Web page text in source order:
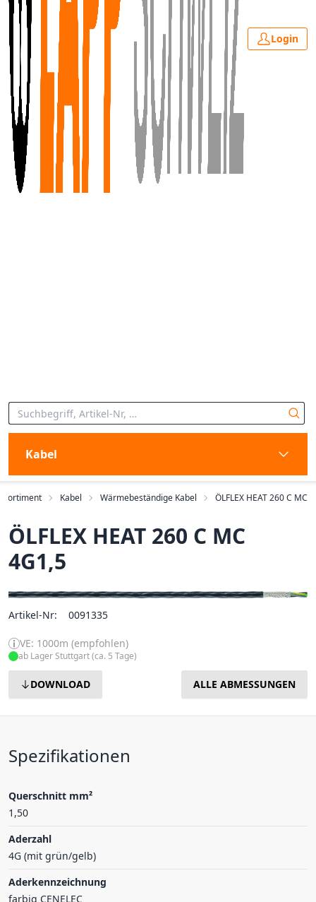
Login
Kabel
Sortiment Kabel Wärmebeständige Kabel ÖLFLEX HEAT 260 C MC
ÖLFLEX HEAT 260 C MC
4G1,5
Artikel-Nr: 0091335
VE: 1000m (empfohlen)
ab Lager Stuttgart (ca. 5 Tage)
DOWNLOAD ALLE ABMESSUNGEN
Spezifikationen
Querschnitt mm²
1,50
Aderzahl
4G (mit grün/gelb)
Aderkennzeichnung
farbig CENELEC